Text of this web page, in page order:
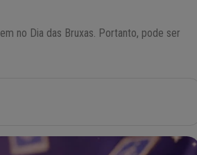
no Dia das Bruxas. Portanto, pode ser